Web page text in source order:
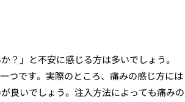
？」と不安に感じる方は多いでしょう。
つです。実際のところ、痛みの感じ方には
良いでしょう。注入方法によっても痛みの